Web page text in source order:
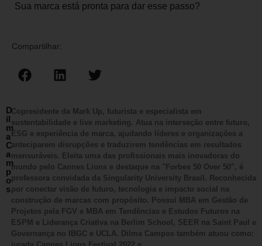
Sua marca está pronta para dar esse passo?
Compartilhar:
D
il
m
a
C
a
m
p
o
s
Copresidente da Mark Up, futurista e especialista em
sustentabilidade e live marketing. Atua na interseção entre futuro,
ESG e experiência de marca, ajudando líderes e organizações a
anteciparem disrupções e traduzirem tendências em resultados
mensuráveis. Eleita uma das profissionais mais inovadoras do
mundo pelo Cannes Lions e destaque na "Forbes 50 Over 50", é
professora convidada da Singularity University Brasil. Reconhecida
por conectar visão de futuro, tecnologia e impacto social na
construção de marcas com propósito. Possui MBA em Gestão de
Projetos pela FGV e MBA em Tendências e Estudos Futuros na
ESPM e Liderança Criativa na Berlim School, SEER na Saint Paul e
Governança no IBGC e UCLA. Dilma Campos também atuou como: